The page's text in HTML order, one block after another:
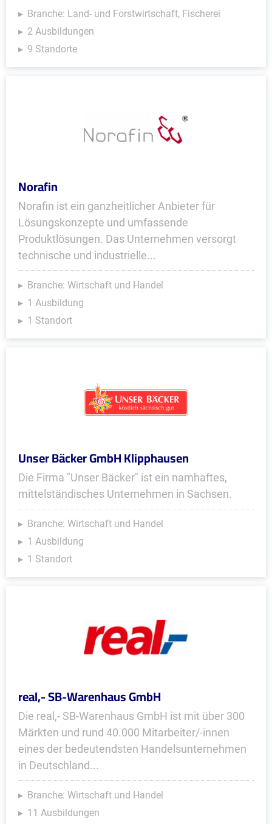
Branche: Land- und Forstwirtschaft, Fischerei
2 Ausbildungen
9 Standorte
Norafin
Norafin ist ein ganzheitlicher Anbieter für
Lösungskonzepte und umfassende
Produktlösungen. Das Unternehmen versorgt
technische und industrielle...
Branche: Wirtschaft und Handel
1 Ausbildung
1 Standort
Unser Bäcker GmbH Klipphausen
Die Firma "Unser Bäcker" ist ein namhaftes,
mittelständisches Unternehmen in Sachsen.
Branche: Wirtschaft und Handel
1 Ausbildung
1 Standort
real,- SB-Warenhaus GmbH
Die real,- SB-Warenhaus GmbH ist mit über 300
Märkten und rund 40.000 Mitarbeiter/-innen
eines der bedeutendsten Handelsunternehmen
in Deutschland...
Branche: Wirtschaft und Handel
11 Ausbildungen